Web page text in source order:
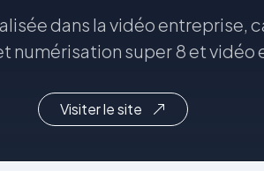
dans la vidéo entreprise,
numérisation super 8 et vidéo
Visiter le site